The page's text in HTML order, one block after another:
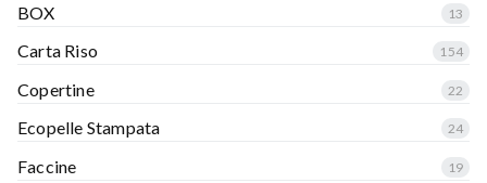
BOX 13
Carta Riso 154
Copertine 22
Ecopelle Stampata 24
Faccine 19